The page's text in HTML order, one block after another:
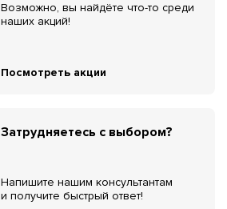
Возможно, вы найдёте что-то среди
наших акций!
Посмотреть акции
Затрудняетесь с выбором?
Напишите нашим консультантам
и получите быстрый ответ!